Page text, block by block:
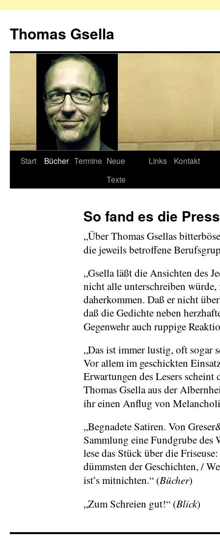
springen
Thomas Gsella
Start Bücher Termine Neue
Texte
Links Kontakt
So fand es die
„Über Thomas Gsellas
die jeweils betroffene
„Gsella läßt die Ansichten des
nicht alle unterschreiben
daherkommen. Daß er nicht
daß die Gedichte neben
Gegenwehr auch ruppige
„Das ist immer lustig, oft sogar
Vor allem im geschickten
Erwartungen des Lesers
Thomas Gsella aus der
ihr einen Anflug von
„Begnadete Satiren. Von
Sammlung eine Fundgrube des
lese das Stück über die
dümmsten der Geschichten, /
ist’s mitnichten.“ (Bücher)
„Zum Schreien gut!“ (Blick)